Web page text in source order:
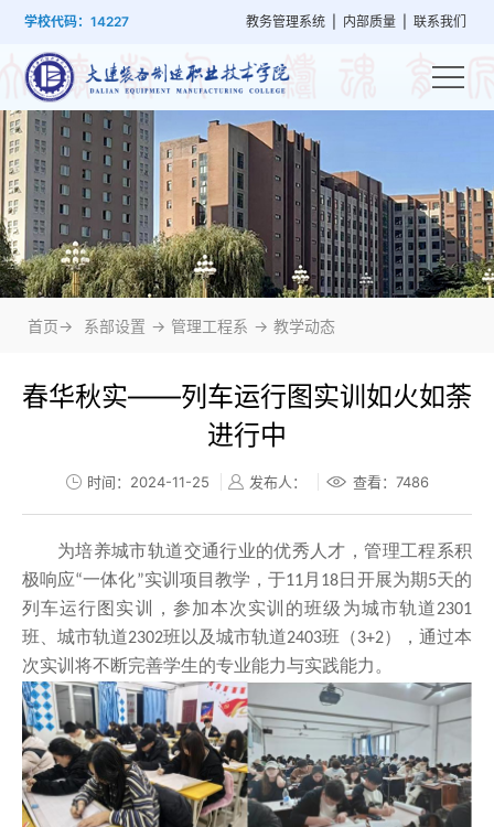
学校代码：14227 教务管理系统 内部质量 联系我们
概
况
建
设
管
理
设
置
工
作
就
业
培
训
首页-> 系部设置 -> 管理工程系 -> 教学动态
春华秋实——列车运行图实训如火如荼
进行中
时间：2024-11-25 发布人： 查看： 7486
为培养城市轨道交通行业的优秀 人才，管理工程系积
极响应“一体化”实训项目 教学，于11月 18日开展为期5天的
列车运行图实训，参加本次实训的班级为城市轨道2301
班、城市轨道2302班以及城市轨道2403班（3+2）， 通过本
次实训 将不断完善学生的专业能力与实践能力。